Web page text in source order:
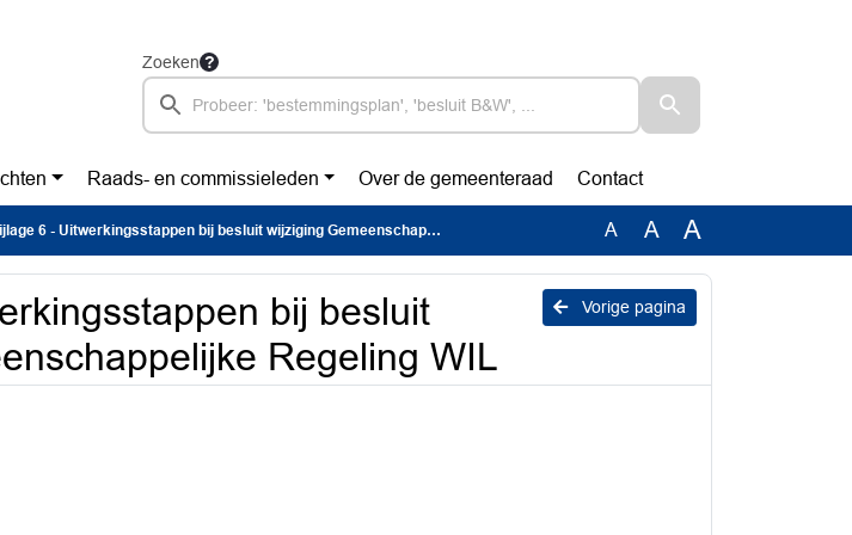
Zoeken
Raads- en commissieleden Over de gemeenteraad Contact
6 - Uitwerkingsstappen bij besluit wijziging Gemeenschappelijke Regeling WIL A A A
Vorige pagina
bij besluit
Regeling WIL